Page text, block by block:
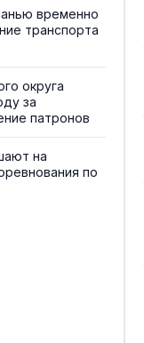
временно
транспорта
округа
за
патронов
на
по